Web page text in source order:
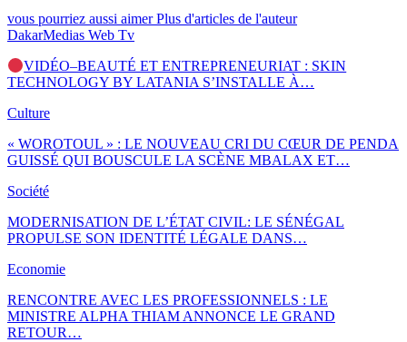
vous pourriez aussi aimer Plus d'articles de l'auteur
DakarMedias Web Tv
VIDÉO–BEAUTÉ ET ENTREPRENEURIAT : SKIN
TECHNOLOGY BY LATANIA S’INSTALLE À…
Culture
« WOROTOUL » : LE NOUVEAU CRI DU CŒUR DE PENDA
GUISSÉ QUI BOUSCULE LA SCÈNE MBALAX ET…
Société
MODERNISATION DE L’ÉTAT CIVIL: LE SÉNÉGAL
PROPULSE SON IDENTITÉ LÉGALE DANS…
Economie
RENCONTRE AVEC LES PROFESSIONNELS : LE
MINISTRE ALPHA THIAM ANNONCE LE GRAND
RETOUR…